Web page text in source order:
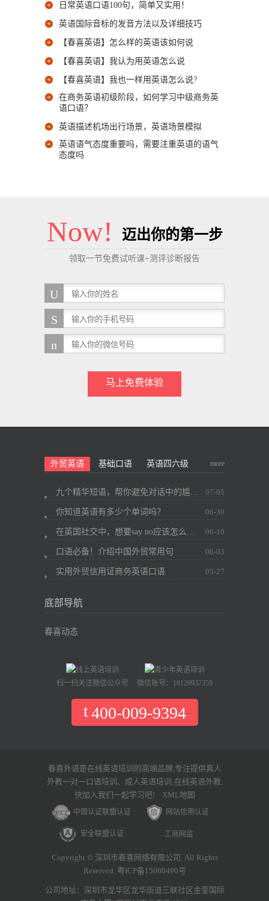
日常英语口语100句，简单又实用！
英语国际音标的发音方法以及详细技巧
【春喜英语】怎么样的英语该如何说
【春喜英语】我认为用英语怎么说
【春喜英语】我也一样用英语怎么说?
在商务英语初级阶段，如何学习中级商务英
语口语？
英语描述机场出行场景，英语场景模拟
英语语气态度重要吗，需要注重英语的语气
态度吗
Now! 迈出你的第一步
领取一节免费试听课+测评诊断报告
马上免费体验
外贸英语 基础口语 英语四六级 more
九个精华短语，帮你避免对话中的尴尬~ 07-05
你知道英语有多少个单词吗？ 06-30
在英国社交中，想要say no应该怎么办？ 06-10
口语必备！介绍中国外贸常用句 06-03
实用外贸信用证商务英语口语 05-27
底部导航
春喜动态
扫一扫关注微信公众号 微信账号：18129937359
400-009-9394
春喜外语是在线英语培训的高端品牌,专注提供真人
外教一对一口语培训、成人英语培训;在线英语外教,
快加入我们一起学习吧! XML地图
中国认证联盟认证 网站信用认证
安全联盟认证 工商网监
Copyright © 深圳市春喜网络有限公司. All Rights
Reserved. 粤ICP备15060490号
公司地址：深圳市龙华区龙华街道三联社区金銮国际